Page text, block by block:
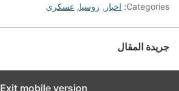
Categories: اخبار , روسيا, عسكرى
جريدة المقال
Exit mobile version